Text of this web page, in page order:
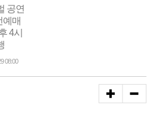
공연
예매
4시
08:00